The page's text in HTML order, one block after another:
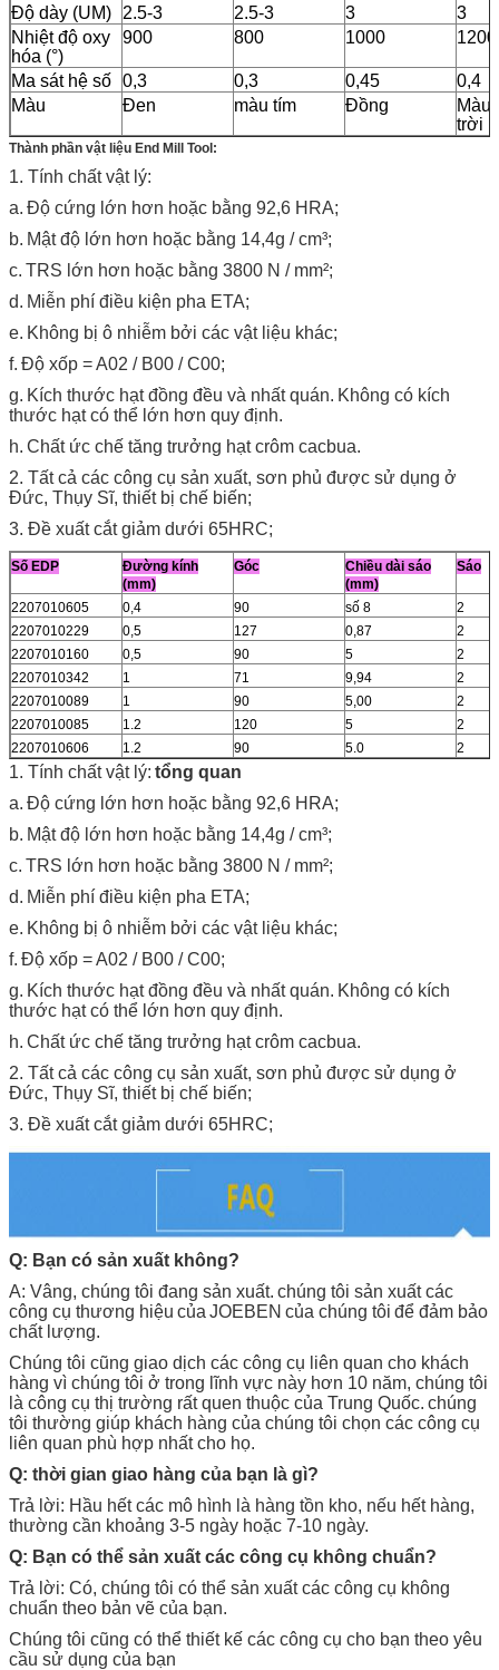
Độ dày (UM) 2.5-3 2.5-3 3
3
Nhiệt độ oxy
hóa (°)
900 800 1000 1200
Ma sát hệ số 0,3 0,3 0,45
0,4
Màu
Đen màu tím Đồng
Màu
trời
Thành phần vật liệu End Mill Tool:
1. Tính chất vật lý:
a. Độ cứng lớn hơn hoặc bằng 92,6 HRA;
b. Mật độ lớn hơn hoặc bằng 14,4g / cm³;
c. TRS lớn hơn hoặc bằng 3800 N / mm²;
d. Miễn phí điều kiện pha ETA;
e. Không bị ô nhiễm bởi các vật liệu khác;
f. Độ xốp = A02 / B00 / C00;
g. Kích thước hạt đồng đều và nhất quán. Không có kích
thước hạt có thể lớn hơn quy định.
h. Chất ức chế tăng trưởng hạt crôm cacbua.
2. Tất cả các công cụ sản xuất, sơn phủ được sử dụng ở
Đức, Thụy Sĩ, thiết bị chế biến;
3. Đề xuất cắt giảm dưới 65HRC;
Số EDP
Đường kính
(mm)
Góc
Chiều dài sáo
(mm)
Sáo
2207010605 0,4 90 số 8
2
2207010229
0,5 127 0,87
2
2207010160
0,5 90 5
2
2207010342
1 71 9,94
2
2207010089
1 90 5,00
2
2207010085
1.2 120 5
2
2207010606
1.2 90 5.0 2
1. Tính chất vật lý: tổng quan
a. Độ cứng lớn hơn hoặc bằng 92,6 HRA;
b. Mật độ lớn hơn hoặc bằng 14,4g / cm³;
c. TRS lớn hơn hoặc bằng 3800 N / mm²;
d. Miễn phí điều kiện pha ETA;
e. Không bị ô nhiễm bởi các vật liệu khác;
f. Độ xốp = A02 / B00 / C00;
g. Kích thước hạt đồng đều và nhất quán. Không có kích
thước hạt có thể lớn hơn quy định.
h. Chất ức chế tăng trưởng hạt crôm cacbua.
2. Tất cả các công cụ sản xuất, sơn phủ được sử dụng ở
Đức, Thụy Sĩ, thiết bị chế biến;
3. Đề xuất cắt giảm dưới 65HRC;
Q: Bạn có sản xuất không?
A: Vâng, chúng tôi đang sản xuất. chúng tôi sản xuất các
công cụ thương hiệu của JOEBEN của chúng tôi để đảm bảo
chất lượng.
Chúng tôi cũng giao dịch các công cụ liên quan cho khách
hàng vì chúng tôi ở trong lĩnh vực này hơn 10 năm, chúng tôi
là công cụ thị trường rất quen thuộc của Trung Quốc. chúng
tôi thường giúp khách hàng của chúng tôi chọn các công cụ
liên quan phù hợp nhất cho họ.
Q: thời gian giao hàng của bạn là gì?
Trả lời: Hầu hết các mô hình là hàng tồn kho, nếu hết hàng,
thường cần khoảng 3-5 ngày hoặc 7-10 ngày.
Q: Bạn có thể sản xuất các công cụ không chuẩn?
Trả lời: Có, chúng tôi có thể sản xuất các công cụ không
chuẩn theo bản vẽ của bạn.
Chúng tôi cũng có thể thiết kế các công cụ cho bạn theo yêu
cầu sử dụng của bạn